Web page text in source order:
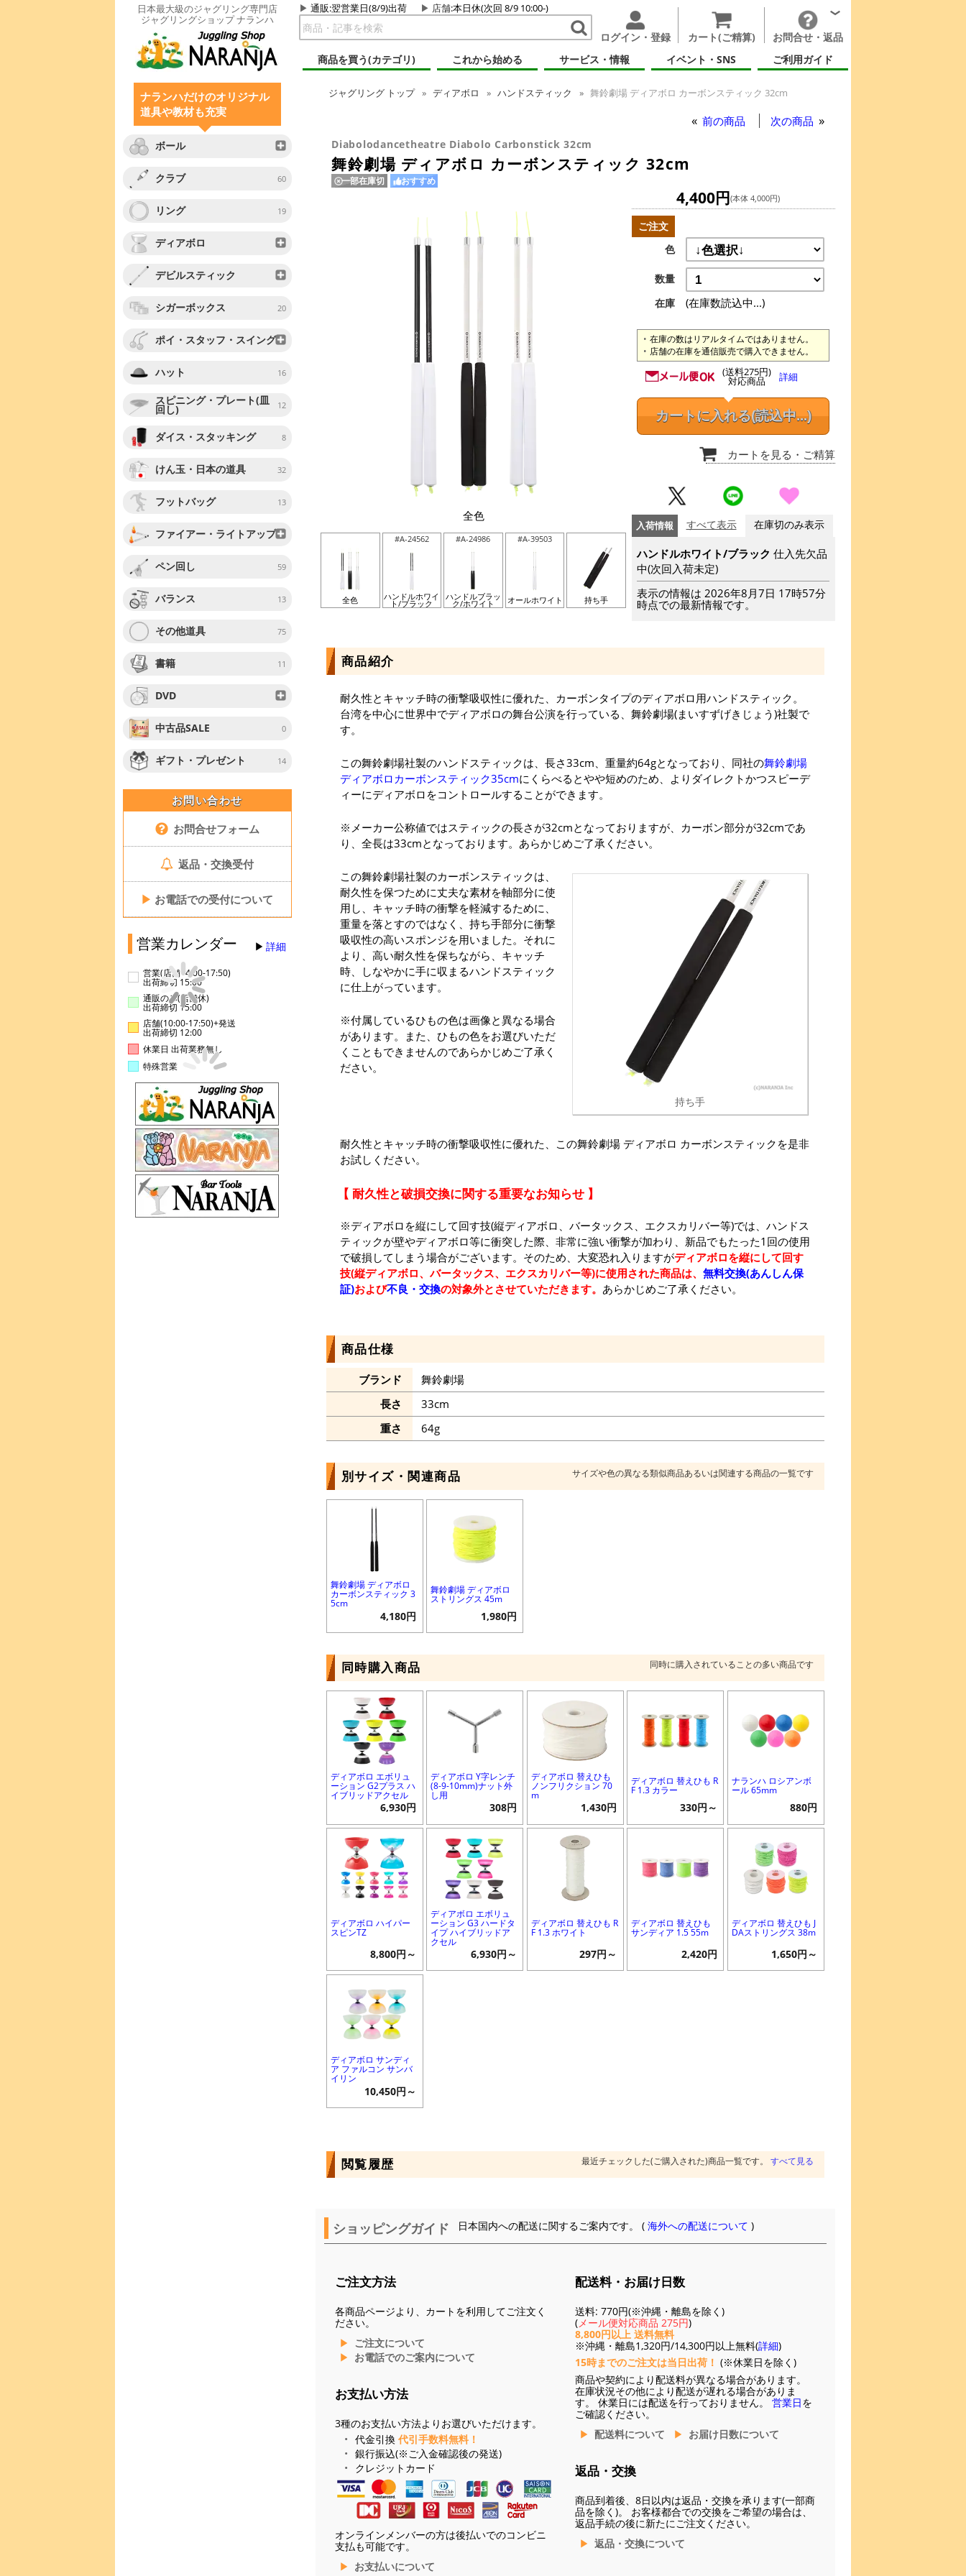
日本最大級のジャグリング専門店
ジャグリングショップ ナランハ
通販:翌営業日(8/9)出荷 店舗:本日休(次回 8/9 10:00-)
ログイン・登録 カート(ご精算)
お問合せ・返品
商品を買う(カテゴリ)
これから始める サービス・情報 イベント・SNS ご利用ガイド
ナランハだけのオリジナル
道具や教材も充実
ボール
クラブ 60
リング 19
ディアボロ
デビルスティック
シガーボックス 20
ポイ・スタッフ・スイング
ハット 16
スピニング・プレート(皿
回し) 12
ダイス・スタッキング 8
けん玉・日本の道具 32
フットバッグ 13
ファイアー・ライトアップ
ペン回し 59
バランス 13
その他道具 75
書籍 11
DVD
中古品SALE 0
ギフト・プレゼント 14
お問い合わせ
お問合せフォーム
返品・交換受付
▶ お電話での受付について
営業カレンダー 詳細
営業(店舗14:00-17:50)
出荷締切 15:00
通販のみ(店舗休)
出荷締切 15:00
店舗(10:00-17:50)+発送
出荷締切 12:00
休業日 出荷業務無し
特殊営業
ジャグリング トップ ディアボロ ハンドスティック 舞鈴劇場 ディアボロ カーボンスティック 32cm
前の商品 次の商品
Diabolodancetheatre Diabolo Carbonstick 32cm
舞鈴劇場 ディアボロ カーボンスティック 32cm
一部在庫切 おすすめ
全色
全色
#A-24562
ハンドルホワイ
ト/ブラック
#A-24986
ハンドルブラッ
ク/ホワイト
#A-39503
オールホワイト 持ち手
4,400円(本体 4,000円)
ご注文
色
数量
在庫
(在庫数読込中...)
在庫の数はリアルタイムではありません。
店舗の在庫を通信販売で購入できません。
(送料275円)
対応商品 詳細
カートに入れる(読込中...)
カートを見る ・ご精算
入荷情報 すべて表示 在庫切のみ表示
ハンドルホワイト/ブラック 仕入先欠品
中(次回入荷未定)
表示の情報は 2026年8月7日 17時57分
時点での最新情報です。
商品紹介
耐久性とキャッチ時の衝撃吸収性に優れた、カーボンタイプのディアボロ用ハンドスティック。
台湾を中心に世界中でディアボロの舞台公演を行っている、舞鈴劇場(まいすずげきじょう)社製で
す。
この舞鈴劇場社製のハンドスティックは、長さ33cm、重量約64gとなっており、同社の舞鈴劇場
ディアボロカーボンスティック35cmにくらべるとやや短めのため、よりダイレクトかつスピーデ
ィーにディアボロをコントロールすることができます。
※メーカー公称値ではスティックの長さが32cmとなっておりますが、カーボン部分が32cmであ
り、全長は33cmとなっております。あらかじめご了承ください。
持ち手
この舞鈴劇場社製のカーボンスティックは、
耐久性を保つために丈夫な素材を軸部分に使
用し、キャッチ時の衝撃を軽減するために、
重量を落とすのではなく、持ち手部分に衝撃
吸収性の高いスポンジを用いました。それに
より、高い耐久性を保ちながら、キャッチ
時、しなやかに手に収まるハンドスティック
に仕上がっています。
※付属しているひもの色は画像と異なる場合
があります。また、ひもの色をお選びいただ
くこともできませんのであらかじめご了承く
ださい。
耐久性とキャッチ時の衝撃吸収性に優れた、この舞鈴劇場 ディアボロ カーボンスティックを是非
お試しください。
【 耐久性と破損交換に関する重要なお知らせ 】
※ディアボロを縦にして回す技(縦ディアボロ、バータックス、エクスカリバー等)では、ハンドス
ティックが壁やディアボロ等に衝突した際、非常に強い衝撃が加わり、新品でもたった1回の使用
で破損してしまう場合がございます。そのため、大変恐れ入りますがディアボロを縦にして回す
技(縦ディアボロ、バータックス、エクスカリバー等)に使用された商品は、 無料交換(あんしん保
証)および不良・交換の対象外とさせていただきます。 あらかじめご了承ください。
商品仕様
ブランド
舞鈴劇場
長さ
33cm
重さ
64g
別サイズ・関連商品 サイズや色の異なる類似商品あるいは関連する商品の一覧です
舞鈴劇場 ディアボロ
カーボンスティック 3
5cm
4,180円
舞鈴劇場 ディアボロ
ストリングス 45m
1,980円
同時購入商品 同時に購入されていることの多い商品です
ディアボロ エボリュ
ーション G2プラス ハ
イブリッドアクセル
6,930円
ディアボロ Y字レンチ
(8-9-10mm)ナット外
し用
308円
ディアボロ 替えひも
ノンフリクション 70
m
1,430円
ディアボロ 替えひも R
F 1.3 カラー
330円～
ナランハ ロシアンボ
ール 65mm
880円
ディアボロ ハイパー
スピンTZ
8,800円～
ディアボロ エボリュ
ーション G3 ハードタ
イプ ハイブリッドア
クセル
6,930円～
ディアボロ 替えひも R
F 1.3 ホワイト
297円～
ディアボロ 替えひも
サンディア 1.5 55m
2,420円
ディアボロ 替えひも J
DAストリングス 38m
1,650円～
ディアボロ サンディ
ア ファルコン サンバ
イリン
10,450円～
閲覧履歴 最近チェックした(ご購入された)商品一覧です。 すべて見る
ショッピングガイド 日本国内への配送に関するご案内です。 (海外への配送について )
ご注文方法
各商品ページより、カートを利用してご注文く
ださい。
ご注文について
お電話でのご案内について
お支払い方法
3種のお支払い方法よりお選びいただけます。
代金引換 代引手数料無料！
銀行振込(※ご入金確認後の発送)
クレジットカード
オンラインメンバーの方は後払いでのコンビニ
支払も可能です。
お支払いについて
配送料・お届け日数
送料: 770円(※沖縄・離島を除く)
(メール便対応商品 275円)
8,800円以上 送料無料
※沖縄・離島1,320円/14,300円以上無料(詳細)
15時までのご注文は当日出荷！ (※休業日を除く)
商品や契約により配送料が異なる場合があります。
在庫状況その他により配送が遅れる場合がありま
す。 休業日には配送を行っておりません。 営業日を
ご確認ください。
配送料について
お届け日数について
返品・交換
商品到着後、8日以内は返品・交換を承ります(一部商
品を除く)。 お客様都合での交換をご希望の場合は、
返品手続の後に新たにご注文ください。
返品・交換について